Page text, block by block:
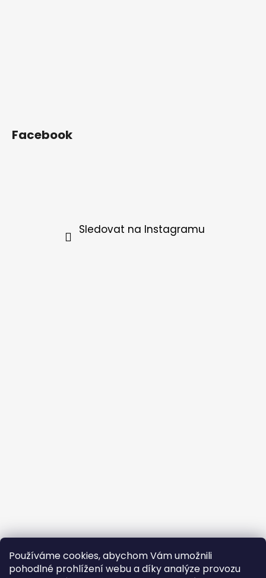
Používáme cookies, abychom Vám umožnili
pohodlné prohlížení webu a díky analýze provozu
Facebook
Sledovat na Instagramu